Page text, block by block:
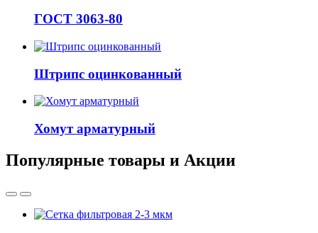
ГОСТ 3063-80
Штрипс оцинкованный
Хомут арматурный
Популярные товары и Акции